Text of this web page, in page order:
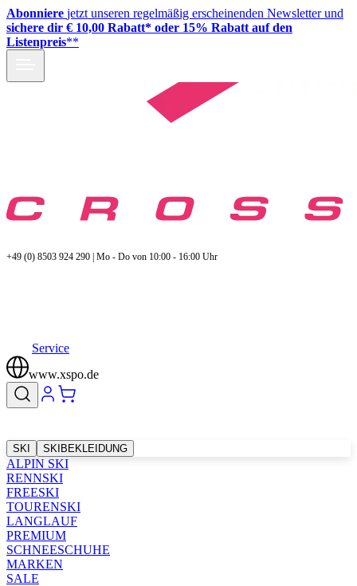
Abonniere jetzt unseren regelmäßig erscheinenden Newsletter und
sichere dir € 10,00 Rabatt* oder 15% Rabatt auf den
Listenpreis**
+49 (0) 8503 924 290 | Mo - Do von 10:00 - 16:00 Uhr
Service
www.xspo.de
SKI SKIBEKLEIDUNG
ALPIN SKI
RENNSKI
FREESKI
TOURENSKI
LANGLAUF
PREMIUM
SCHNEESCHUHE
MARKEN
SALE